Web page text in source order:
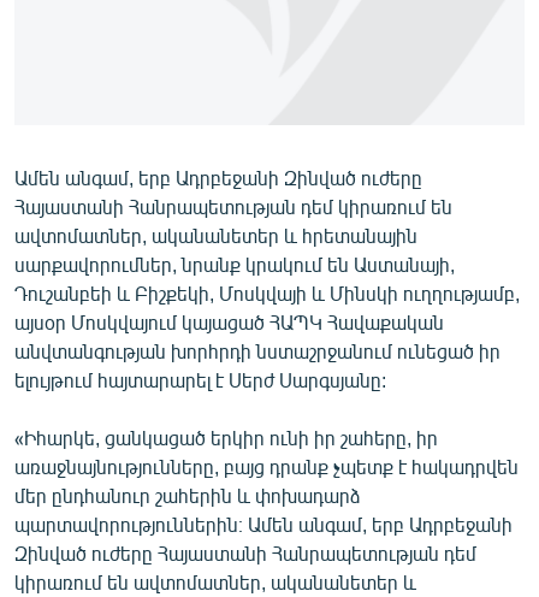
ԿՈՐՈՆԱՎԻՐՈՒՍ
ԱՐԽԻՎ
ՏԵՍԱՆՅՈՒԹԵՐ
ԲԱՆԱՎԵՃ
ՁԳՏԵԼՈՎ ԼԱՎԱԳՈՒՅՆԻՆ
ՓՈԴՔԱՍԹ
Հայերեն
English
Русский
Ամեն անգամ, երբ Ադրբեջանի Զինված ուժերը
Հայաստանի Հանրապետության դեմ կիրառում են
ավտոմատներ, ականանետեր և հրետանային
սարքավորումներ, նրանք կրակում են Աստանայի,
Դուշանբեի և Բիշքեկի, Մոսկվայի և Մինսկի ուղղությամբ,
այսօր Մոսկվայում կայացած ՀԱՊԿ Հավաքական
անվտանգության խորհրդի նստաշրջանում ունեցած իր
ելույթում հայտարարել է Սերժ Սարգսյանը:
«Իհարկե, ցանկացած երկիր ունի իր շահերը, իր
առաջնայնությունները, բայց դրանք չպետք է հակադրվեն
մեր ընդհանուր շահերին և փոխադարձ
պարտավորություններին։ Ամեն անգամ, երբ Ադրբեջանի
Զինված ուժերը Հայաստանի Հանրապետության դեմ
կիրառում են ավտոմատներ, ականանետեր և